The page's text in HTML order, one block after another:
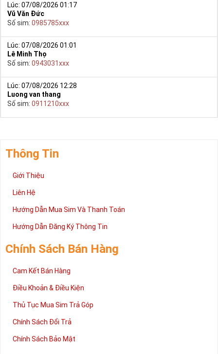
Lúc: 07/08/2026 01:17
Vũ Văn Đức
Số sim: 0985785xxx
Lúc: 07/08/2026 01:01
Lê Minh Thọ
Số sim: 0943031xxx
Lúc: 07/08/2026 12:28
Luong van thang
Số sim: 0911210xxx
Thông Tin
Giới Thiệu
Liên Hệ
Hướng Dẫn Mua Sim Và Thanh Toán
Hướng Dẫn Đăng Ký Thông Tin
Chính Sách Bán Hàng
Cam Kết Bán Hàng
Điều Khoản & Điều Kiện
Thủ Tục Mua Sim Trả Góp
Chính Sách Đổi Trả
Chính Sách Bảo Mật